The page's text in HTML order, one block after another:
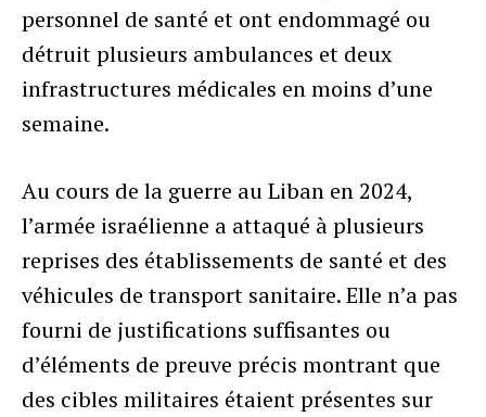
personnel de santé et ont endommagé ou
détruit plusieurs ambulances et deux
infrastructures médicales en moins d’une
semaine.
Au cours de la guerre au Liban en 2024,
l’armée israélienne a attaqué à plusieurs
reprises des établissements de santé et des
véhicules de transport sanitaire. Elle n’a pas
fourni de justifications suffisantes ou
d’éléments de preuve précis montrant que
des cibles militaires étaient présentes sur